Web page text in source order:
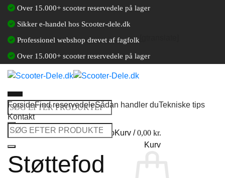
Fortsæt
indhold
Over 15.000+ scooter reservedele på lager
Sikker e-handel hos Scooter-dele.dk
Professionel webshop drevet af fagfolk
Over 15.000+ scooter reservedele på lager
Søg
efter:
Log ind / Opret en kundekontoKurv /0,00 kr.
Kurv
ForsideFind reservedeleSådan handler duTekniske tips
Kontakt
Søg
efter:
Støttefod